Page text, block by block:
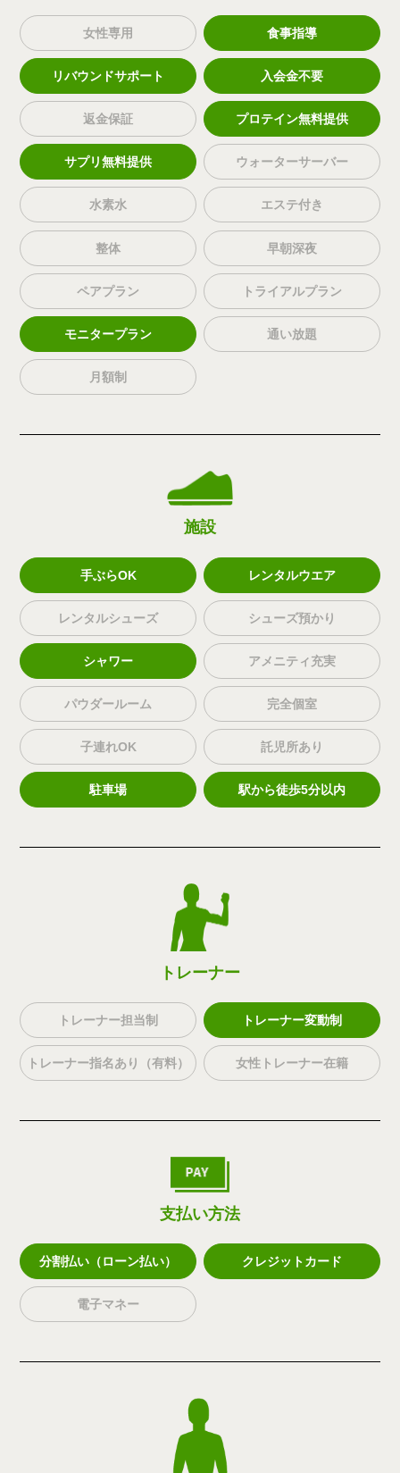
女性専用 食事指導
リバウンドサポート 入会金不要
返金保証 プロテイン無料提供
サプリ無料提供 ウォーターサーバー
水素水 エステ付き
整体 早朝深夜
ペアプラン トライアルプラン
モニタープラン 通い放題
月額制
施設
手ぶらOK レンタルウエア
レンタルシューズ シューズ預かり
シャワー アメニティ充実
パウダールーム 完全個室
子連れOK 託児所あり
駐車場 駅から徒歩5分以内
トレーナー
トレーナー担当制 トレーナー変動制
トレーナー指名あり（有料） 女性トレーナー在籍
支払い方法
分割払い（ローン払い） クレジットカード
電子マネー